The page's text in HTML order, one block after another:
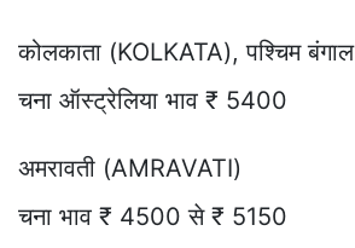
कोलकाता (KOLKATA), पश्चिम बंगाल
चना ऑस्ट्रेलिया भाव ₹ 5400
अमरावती (AMRAVATI)
चना भाव ₹ 4500 से ₹ 5150